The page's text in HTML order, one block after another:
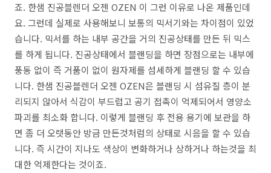
죠. 한샘 진공블렌더 오젠 OZEN 이 그런 이유로 나온 제품인데
요. 그런데 실제로 사용해보니 보통의 믹서기와는 차이점이 있었
습니다. 믹서를 하는 내부 공간을 거의 진공상태를 만든 뒤 믹스
를 하게 됩니다. 진공상태에서 블랜딩을 하면 장점으로는 내부에
풍동 없이 즉 거품이 없이 원자제를 섬세하게 블랜딩 할 수 있습
니다. 한샘 진공블렌더 오젠 OZEN은 블랜딩 시 섬유질 층이 분
리되지 않아서 식감이 부드럽고 공기 접촉이 억제되어서 영양소
파괴를 최소화 합니다. 이렇게 블랜딩 후 전용 용기에 보관을 하
면 좀 더 오랫동안 방금 만든것처럼의 상태로 시음을 할 수 있습
니다. 즉 시간이 지나도 색상이 변화하거나 상하거나 하는것을 최
대한 억제한다는 것이죠.